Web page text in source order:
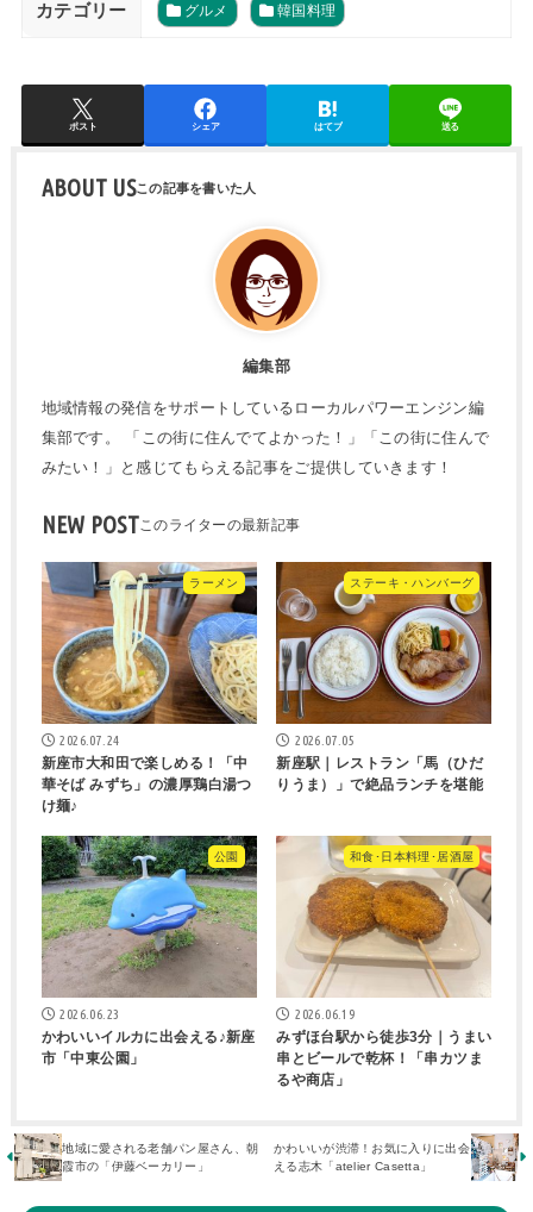
カテゴリー グルメ 韓国料理
ポスト シェア はてブ 送る
ABOUT US
編集部
地域情報の発信をサポートしているローカルパワーエンジン編
集部です。 「この街に住んでてよかった！」「この街に住んで
みたい！」と感じてもらえる記事をご提供していきます！
NEW POST
ラーメン
2026.07.24
新座市大和田で楽しめる！「中
華そば みずち」の濃厚鶏白湯つ
け麺♪
ステーキ・ハンバーグ
2026.07.05
新座駅｜レストラン「馬（ひだ
りうま）」で絶品ランチを堪能
公園
2026.06.23
かわいいイルカに出会える♪新座
市「中東公園」
和食･日本料理･居酒屋
2026.06.19
みずほ台駅から徒歩3分｜うまい
串とビールで乾杯！「串カツま
るや商店」
地域に愛される老舗パン屋さん、朝
霞市の「伊藤ベーカリー」
かわいいが渋滞！お気に入りに出会
える志木「atelier Casetta」